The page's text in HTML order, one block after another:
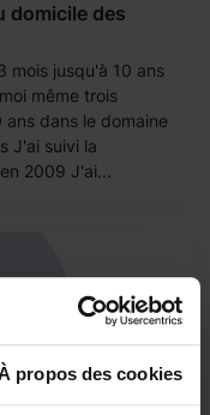
propos des cookies
domicile des
mois jusqu'à 10 ans
même trois
dans le domaine
J'ai suivi la
2009 J'ai...